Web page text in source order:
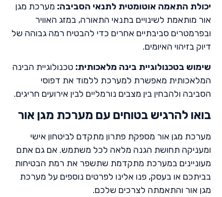
יכולת התאמה אוטומטית לתנאי הסביבה: מערכת מגן
אור מותאמת לשינויים בתנאי התאורה, במזג האוויר
ובפרמטרים סביבתיים אחרים כדי להבטיח רמה גבוהה של
דיוק בזיהוי האיומים.
שימוש בטכנולוגיית בינה מלאכותית: טכנולוגיית הבינה
המלאכותית מאפשרת למערכת ללמוד את דפוסי
הסביבה ולהבחין בין מצבים נורמליים לבין אירועים חריגים.
בואו להרגיש בטוחים עם מערכת מגן אור
מערכת מגן אור מספקת פתרון מתקדם לביטחון אישי
ומעניקה תחושת הגנה מלאה לכל משתמש. אם גם אתם
מעוניינים במערכת מתקדמת שתשפר את רמת הבטיחות
בביתכם או בעסק, פנו אלינו לפרטים נוספים על מערכת
מגן אור והתאמתה לצרכים שלכם.